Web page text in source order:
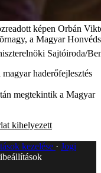
képen Orbán
a Magyar
Sajtóiroda/
haderőfejlesztés
megtekintik a Magyar
kihelyezett
kezelése
Jogi